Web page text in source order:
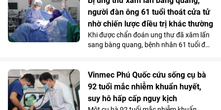
bằng kỹ thuật thay khớp vai đảo ngược
(Reverse Shoulder Arthroplasty) - kỹ
thuật lần đầu tiên được triển khai tại
Bệnh viện Đa khoa Quốc tế Vinmec Hải
Phòng.
người đàn ông 61 tuổi thoát cửa tử
nhờ chiến lược điều trị khác thường
Khi được chẩn đoán ung thư đã xâm lấn
sang bàng quang, bệnh nhân 61 tuổi đã
chọn phẫu thuật ngay mà quyết định
điều trị theo một hướng hoàn toàn khác.
Và chính quyết định tưởng chừng trái
ngược ấy lại trở thành bước ngoặt giúp
Vinmec Phú Quốc cứu sống cụ bà
92 tuổi mắc nhiễm khuẩn huyết,
suy hô hấp cấp nguy kịch